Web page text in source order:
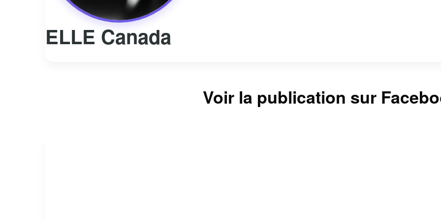
ELLE Canada
Voir la publication sur